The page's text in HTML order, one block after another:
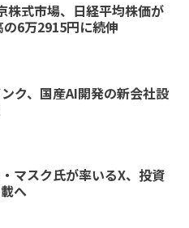
株式市場、日経平均株価が
6万2915円に続伸
ク、国産AI開発の新会社設
マスク氏が率いるX、投資
へ